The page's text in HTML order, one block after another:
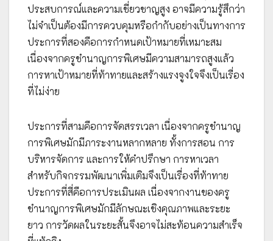
ประสบการณ์และความเชี่ยวชาญสูง อาจมีความรู้สึกว่า
ไม่จำเป็นต้องมีการควบคุมหรือกำกับอย่างเป็นทางการ
ประการที่สองคือการกำหนดเป้าหมายที่เหมาะสม
เนื่องจากครูชำนาญการพิเศษมีความสามารถสูงแล้ว
การหาเป้าหมายที่ท้าทายและสร้างแรงจูงใจจึงเป็นเรื่อง
ที่ไม่ง่าย
ประการที่สามคือการจัดสรรเวลา เนื่องจากครูชำนาญ
การพิเศษมักมีภาระงานหลากหลาย ทั้งการสอน การ
บริหารจัดการ และการให้คำปรึกษา การหาเวลา
สำหรับกิจกรรมพัฒนาเพิ่มเติมจึงเป็นเรื่องที่ท้าทาย
ประการที่สี่คือการประเมินผล เนื่องจากงานของครู
ชำนาญการพิเศษมักมีลักษณะเชิงคุณภาพและระยะ
ยาว การวัดผลในระยะสั้นจึงอาจไม่สะท้อนความสำเร็จ